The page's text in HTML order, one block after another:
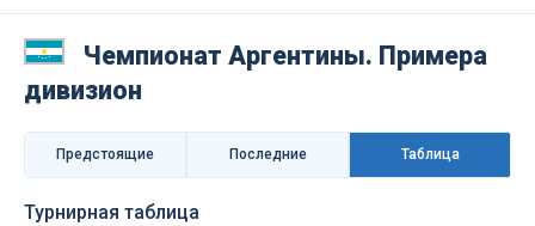
Чемпионат Аргентины. Примера
дивизион
Предстоящие Последниe Таблица
Турнирная таблица